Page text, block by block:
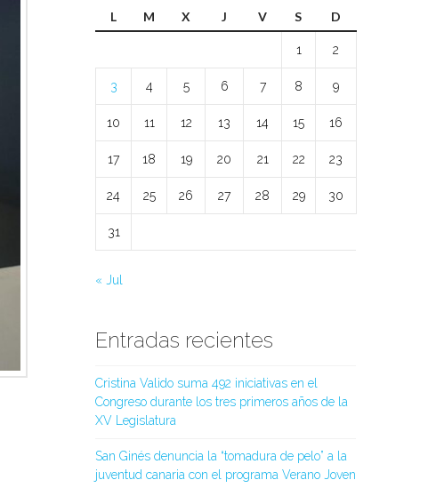
L M X J V S D
1 2
3 4 5 6 7 8 9
10 11 12 13 14 15 16
17 18 19 20 21 22 23
24 25 26 27 28 29 30
31
« Jul
Entradas recientes
Cristina Valido suma 492 iniciativas en el
Congreso durante los tres primeros años de la
XV Legislatura
San Ginés denuncia la “tomadura de pelo” a la
juventud canaria con el programa Verano Joven